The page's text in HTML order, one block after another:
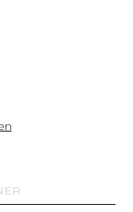
och all hennes
talanger. Hon
och konst i